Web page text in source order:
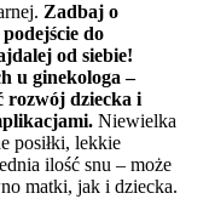
Zadbaj o
do
od siebie!
u ginekologa –
rozwój dziecka i
Niewielka
posiłki, lekkie
ilość snu – może
matki, jak i dziecka.